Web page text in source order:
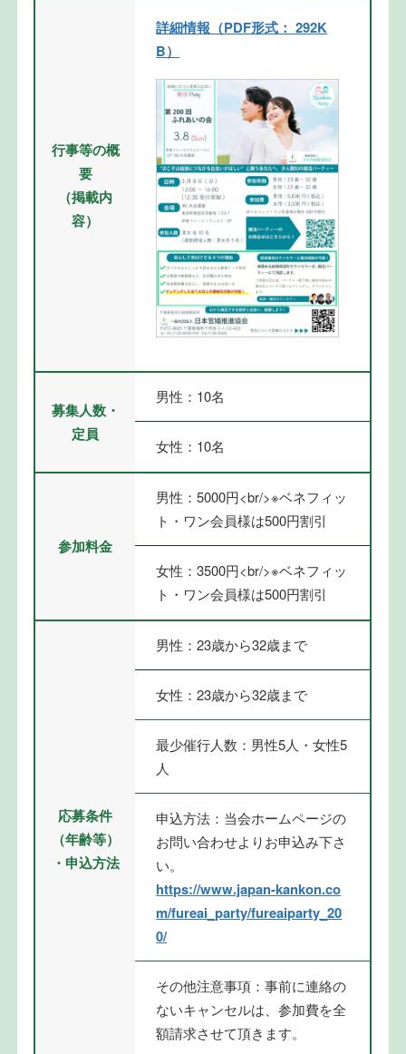
行事等の概
要
（掲載内
容）
詳細情報（PDF形式： 292K
B）
募集人数・
定員
男性：10名
女性：10名
参加料金
男性：5000円<br/>※ベネフィッ
ト・ワン会員様は500円割引
女性：3500円<br/>※ベネフィッ
ト・ワン会員様は500円割引
応募条件
（年齢等）
・申込方法
男性：23歳から32歳まで
女性：23歳から32歳まで
最少催行人数：男性5人・女性5
人
申込方法：当会ホームページの
お問い合わせよりお申込み下さ
い。
https://www.japan-kankon.co
m/fureai_party/fureaiparty_20
0/
その他注意事項：事前に連絡の
ないキャンセルは、参加費を全
額請求させて頂きます。